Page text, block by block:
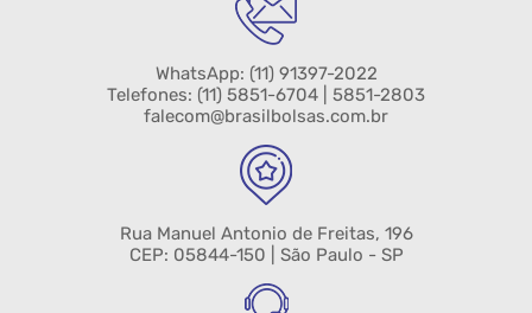
WhatsApp: (11) 91397-2022
Telefones: (11) 5851-6704 | 5851-2803
falecom@brasilbolsas.com.br
Rua Manuel Antonio de Freitas, 196
CEP: 05844-150 | São Paulo - SP